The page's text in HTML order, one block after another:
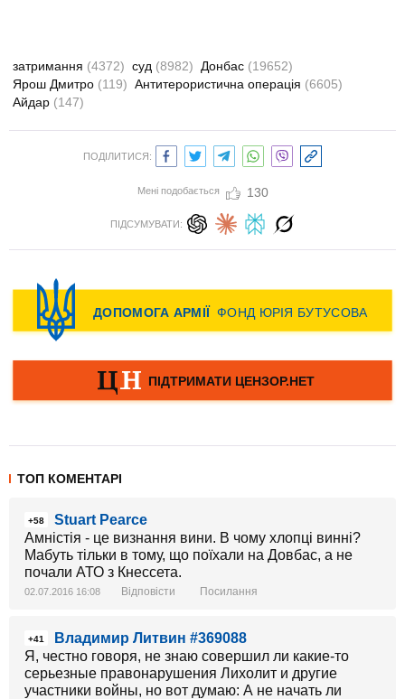
затримання (4372) суд (8982) Донбас (19652)
Ярош Дмитро (119) Антитерористична операція (6605)
Айдар (147)
ПОДІЛИТИСЯ:
Мені подобається 130
ПІДСУМУВАТИ:
ТОП КОМЕНТАРІ
+58
Stuart Pearce
Амністія - це визнання вини. В чому хлопці винні?
Мабуть тільки в тому, що поїхали на Довбас, а не
почали АТО з Кнессета.
02.07.2016 16:08 Відповісти Посилання
+41
Владимир Литвин #369088
Я, честно говоря, не знаю совершил ли какие-то
серьезные правонарушения Лихолит и другие
участники войны, но вот думаю: А не начать ли